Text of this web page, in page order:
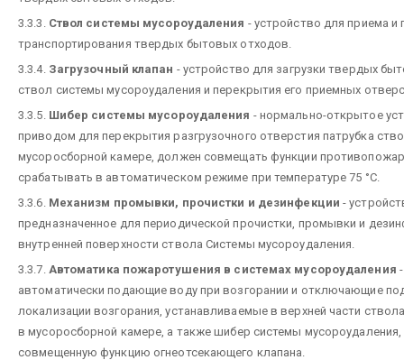
3.3.3. Ствол системы мусороудаления - устройство для приема и
транспортирования твердых бытовых отходов.
3.3.4. Загрузочный клапан - устройство для загрузки твердых
ствол системы мусороудаления и перекрытия его приемных
3.3.5. Шибер системы мусороудаления - нормально-открытое
приводом для перекрытия разгрузочного отверстия патрубка
мусоросборной камере, должен совмещать функции
срабатывать в автоматическом режиме при температуре 75 °С.
3.3.6. Механизм промывки, прочистки и дезинфекции -
предназначенное для периодической прочистки, промывки и
внутренней поверхности ствола Системы мусороудаления.
3.3.7. Автоматика пожаротушения в системах мусороудаления
автоматически подающие воду при возгорании и отключающие
локализации возгорания, устанавливаемые в верхней части
в мусоросборной камере, а также шибер системы
совмещенную функцию огнеотсекающего клапана.